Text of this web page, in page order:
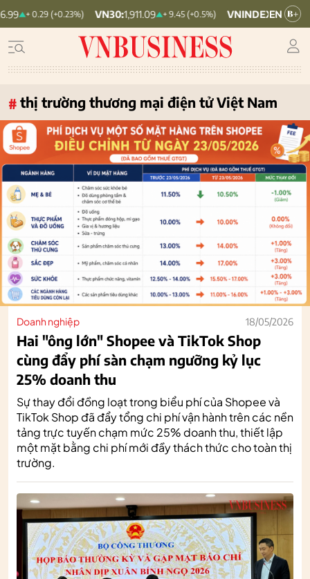
(+0.23%) VN30:1,911.09 + 9.45 (+0.5%) VNINDEX: 1,768.06 + 6.83
# thị trường thương mại điện tử Việt Nam
Doanh nghiệp 18/05/2026
Hai "ông lớn" Shopee và TikTok Shop
cùng đẩy phí sàn chạm ngưỡng kỷ lục
25% doanh thu
Sự thay đổi đồng loạt trong biểu phí của Shopee và
TikTok Shop đã đẩy tổng chi phí vận hành trên các nền
tảng trực tuyến chạm mức 25% doanh thu, thiết lập
một mặt bằng chi phí mới đầy thách thức cho toàn thị
trường.